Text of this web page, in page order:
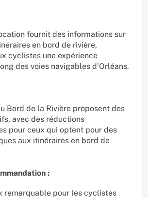
fournit des informations sur
en bord de rivière,
cyclistes une expérience
des voies navigables d’Orléans.
Bord de la Rivière proposent des
avec des réductions
pour ceux qui optent pour des
aux itinéraires en bord de
:
remarquable pour les cyclistes